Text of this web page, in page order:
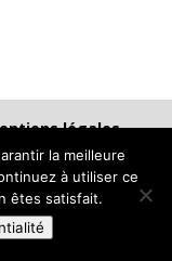
légales
la meilleure
à utiliser ce
êtes satisfait.